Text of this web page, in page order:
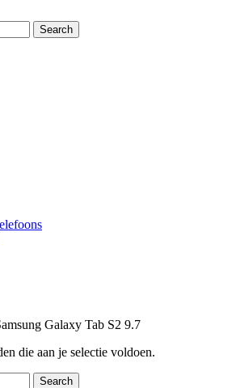
Search
Galaxy Tab S2 9.7
die aan je selectie voldoen.
Search